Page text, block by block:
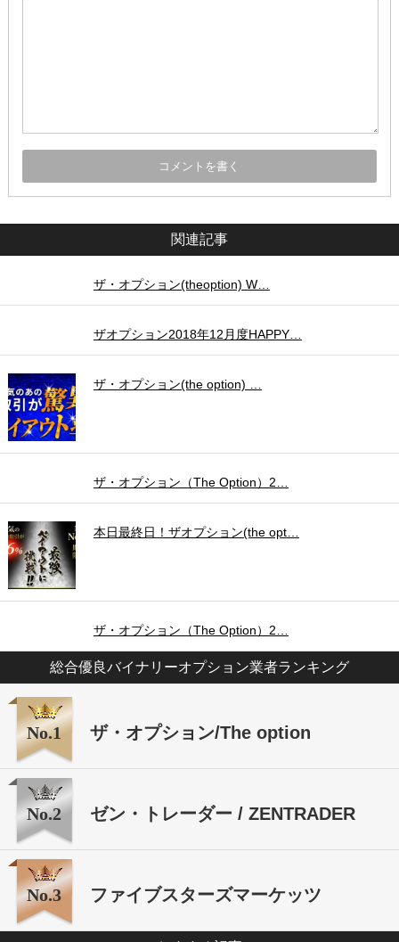
関連記事
ザ・オプション(theoption) W…
ザオプション2018年12月度HAPPY…
ザ・オプション(the option) …
ザ・オプション（The Option）2…
本日最終日！ザオプション(the opt…
ザ・オプション（The Option）2…
総合優良バイナリーオプション業者ランキング
No.1 ザ・オプション/The option
No.2 ゼン・トレーダー / ZENTRADER
No.3 ファイブスターズマーケッツ